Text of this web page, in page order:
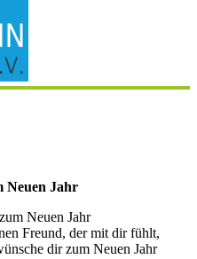
Neuen Jahr
Neuen Jahr
Freund, der mit dir fühlt,
dir zum Neuen Jahr